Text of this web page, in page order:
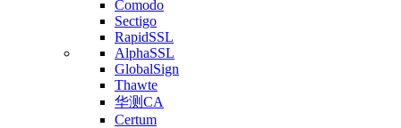
Comodo
Sectigo
RapidSSL
AlphaSSL
GlobalSign
Thawte
华测CA
Certum